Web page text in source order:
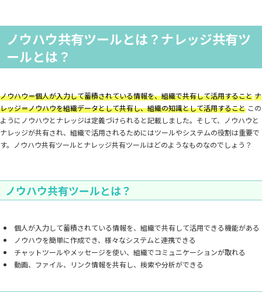
ノウハウ共有ツールとは？ナレッジ共有ツ
ールとは？
ノウハウ＝個人が入力して蓄積されている情報を、組織で共有して活用することナ
レッジ＝ノウハウを組織データとして共有し、組織の知識として活用すること この
ようにノウハウとナレッジは定義づけられると記載しました。そして、ノウハウと
ナレッジが共有され、組織で活用されるためにはツールやシステムの役割は重要で
す。ノウハウ共有ツールとナレッジ共有ツールはどのようなものなのでしょう？
ノウハウ共有ツールとは？
個人が入力して蓄積されている情報を、組織で共有して活用できる機能がある
ノウハウを簡単に作成でき、様々なシステムと連携できる
チャットツールやメッセージを使い、組織でコミュニケーションが取れる
動画、ファイル、リンク情報を共有し、検索や分析ができる